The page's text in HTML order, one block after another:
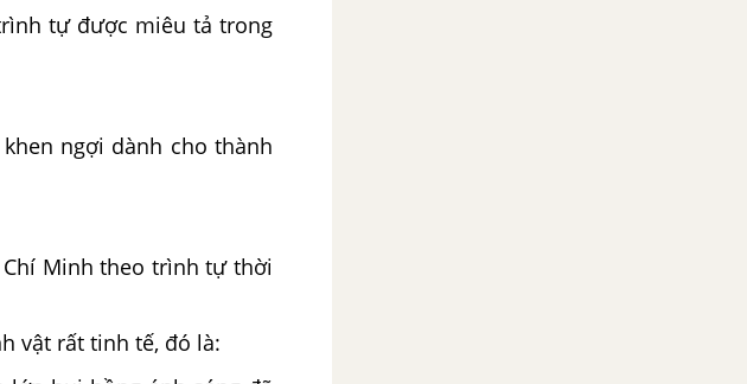
tự được miêu tả trong
ngợi dành cho thành
Minh theo trình tự thời
vật rất tinh tế, đó là: